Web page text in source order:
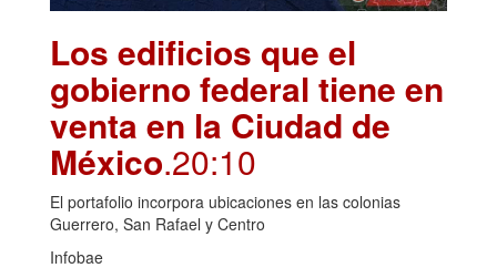
Los edificios que el
gobierno federal tiene en
venta en la Ciudad de
México.20:10
El portafolio incorpora ubicaciones en las colonias
Guerrero, San Rafael y Centro
Infobae